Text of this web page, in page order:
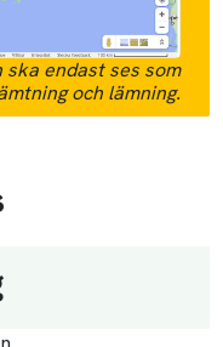
endast ses som
och lämning.